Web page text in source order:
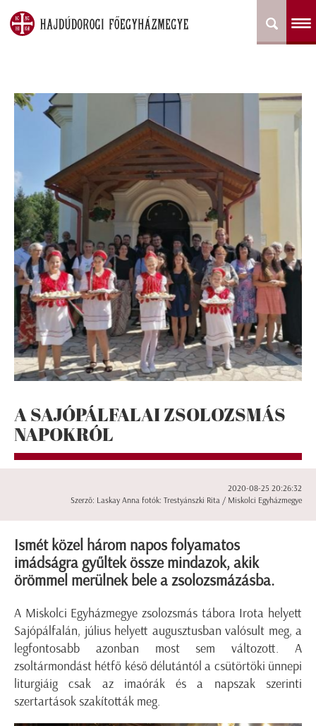
A SAJÓPÁLFALAI ZSOLOZSMÁS
NAPOKRÓL
2020-08-25 20:26:32
Szerző: Laskay Anna fotók: Trestyánszki Rita / Miskolci Egyházmegye
Ismét közel három napos folyamatos
imádságra gyűltek össze mindazok, akik
örömmel merülnek bele a zsolozsmázásba.
A Miskolci Egyházmegye zsolozsmás tábora Irota helyett
Sajópálfalán, július helyett augusztusban valósult meg, a
legfontosabb azonban most sem változott. A
zsoltármondást hétfő késő délutántól a csütörtöki ünnepi
liturgiáig csak az imaórák és a napszak szerinti
szertartások szakították meg.